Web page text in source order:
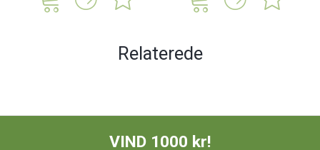
Relaterede
VIND 1000 kr!